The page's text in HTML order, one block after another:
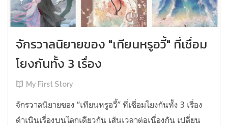
จักรวาลนิยายของ "เทียนหรูอวี้" ที่เชื่อม
โยงกันทั้ง 3 เรื่อง
My First Story
จักรวาลนิยายของ “เทียนหรูอวี้” ที่เชื่อมโยงกันทั้ง 3 เรื่อง
ดำเนินเรื่องบนโลกเดียวกัน เส้นเวลาต่อเนื่องกัน เปลี่ยน